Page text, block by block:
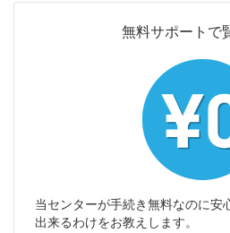
無料サポートで
当センターが手続き無料なのに安
出来るわけをお教えします。